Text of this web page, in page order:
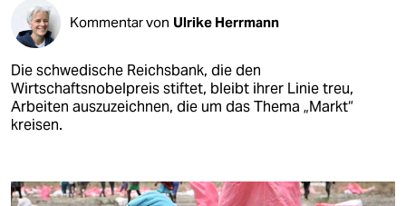
Kommentar von Ulrike Herrmann
Die schwedische Reichsbank, die den
Wirtschaftsnobelpreis stiftet, bleibt ihrer Linie treu,
Arbeiten auszuzeichnen, die um das Thema „Markt“
kreisen.